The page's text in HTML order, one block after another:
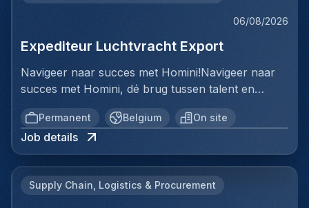
06/08/2026
Expediteur Luchtvracht Export
Navigeer naar succes met Homini!Navigeer naar
succes met Homini, dé brug tussen talent en
uitmuntende opportuniteiten binnen de
arbeidsmarkt. Als voorloper in wervingsdiensten,
matchen we toptalent met topbedrijven in diverse
sectoren. Met onze expertise en toewijding streven
plaatsingen. Bij Homini staat elk individu centraal;
Permanent Belgium On site
Job details
Supply Chain, Logistics & Procurement